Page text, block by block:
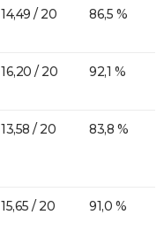
14,49 / 20 86,5 %
16,20 / 20 92,1 %
13,58 / 20 83,8 %
15,65 / 20 91,0 %